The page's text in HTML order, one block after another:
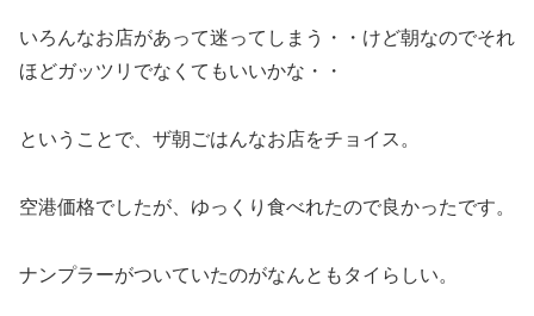
いろんなお店があって迷ってしまう・・けど朝なのでそれ
ほどガッツリでなくてもいいかな・・
ということで、ザ朝ごはんなお店をチョイス。
空港価格でしたが、ゆっくり食べれたので良かったです。
ナンプラーがついていたのがなんともタイらしい。